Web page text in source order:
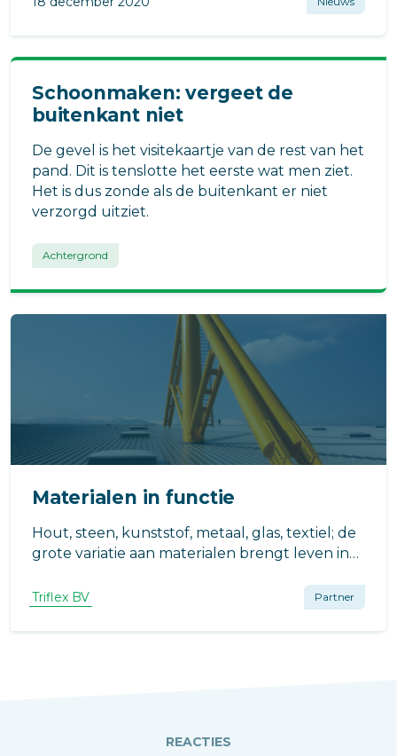
Schoonmaken: vergeet de
buitenkant niet
De gevel is het visitekaartje van de rest van het
pand. Dit is tenslotte het eerste wat men ziet.
Het is dus zonde als de buitenkant er niet
verzorgd uitziet.
Achtergrond
Materialen in functie
Hout, steen, kunststof, metaal, glas, textiel; de
grote variatie aan materialen brengt leven in
vertegenwoordigt een eigen energie.
Triflex BV Partner
REACTIES